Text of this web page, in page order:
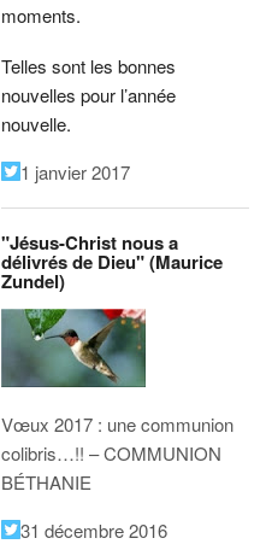
moments.
Telles sont les bonnes
nouvelles pour l’année
nouvelle.
1 janvier 2017
"Jésus-Christ nous a
délivrés de Dieu" (Maurice
Zundel)
Vœux 2017 : une communion
colibris…!! – COMMUNION
BÉTHANIE
31 décembre 2016